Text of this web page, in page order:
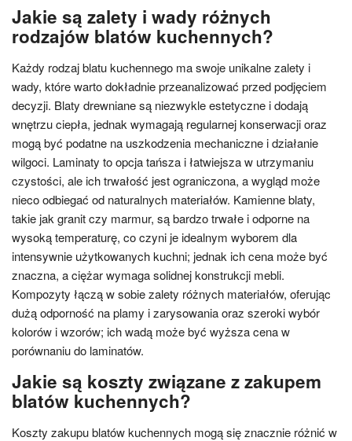
Jakie są zalety i wady różnych
rodzajów blatów kuchennych?
Każdy rodzaj blatu kuchennego ma swoje unikalne zalety i
wady, które warto dokładnie przeanalizować przed podjęciem
decyzji. Blaty drewniane są niezwykle estetyczne i dodają
wnętrzu ciepła, jednak wymagają regularnej konserwacji oraz
mogą być podatne na uszkodzenia mechaniczne i działanie
wilgoci. Laminaty to opcja tańsza i łatwiejsza w utrzymaniu
czystości, ale ich trwałość jest ograniczona, a wygląd może
nieco odbiegać od naturalnych materiałów. Kamienne blaty,
takie jak granit czy marmur, są bardzo trwałe i odporne na
wysoką temperaturę, co czyni je idealnym wyborem dla
intensywnie użytkowanych kuchni; jednak ich cena może być
znaczna, a ciężar wymaga solidnej konstrukcji mebli.
Kompozyty łączą w sobie zalety różnych materiałów, oferując
dużą odporność na plamy i zarysowania oraz szeroki wybór
kolorów i wzorów; ich wadą może być wyższa cena w
porównaniu do laminatów.
Jakie są koszty związane z zakupem
blatów kuchennych?
Koszty zakupu blatów kuchennych mogą się znacznie różnić w